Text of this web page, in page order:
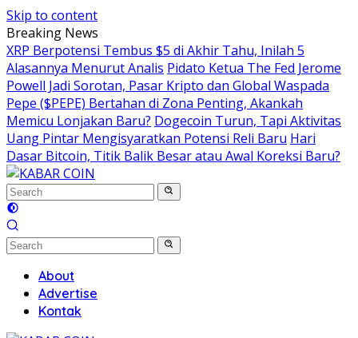
Skip to content
Breaking News
XRP Berpotensi Tembus $5 di Akhir Tahu, Inilah 5
Alasannya Menurut Analis Pidato Ketua The Fed Jerome
Powell Jadi Sorotan, Pasar Kripto dan Global Waspada
Pepe ($PEPE) Bertahan di Zona Penting, Akankah
Memicu Lonjakan Baru? Dogecoin Turun, Tapi Aktivitas
Uang Pintar Mengisyaratkan Potensi Reli Baru Hari
Dasar Bitcoin, Titik Balik Besar atau Awal Koreksi Baru?
About
Advertise
Kontak